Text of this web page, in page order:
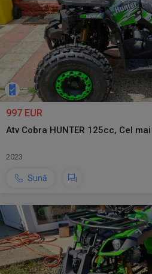
997 EUR
Atv Cobra HUNTER 125cc, Cel
2023
Sună